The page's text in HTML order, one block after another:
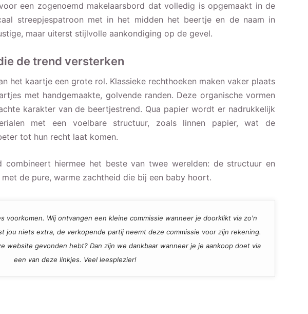
een zogenoemd makelaarsbord dat volledig is opgemaakt in de
streepjespatroon met in het midden het beertje en de naam in
maar uiterst stijlvolle aankondiging op de gevel.
de trend versterken
het kaartje een grote rol. Klassieke rechthoeken maken vaker plaats
met handgemaakte, golvende randen. Deze organische vormen
karakter van de beertjestrend. Qua papier wordt er nadrukkelijk
met een voelbare structuur, zoals linnen papier, wat de
tot hun recht laat komen.
combineert hiermee het beste van twee werelden: de structuur en
de pure, warme zachtheid die bij een baby hoort.
voorkomen. Wij ontvangen een kleine commissie wanneer je doorklikt via zo'n
jou niets extra, de verkopende partij neemt deze commissie voor zijn rekening.
website gevonden hebt? Dan zijn we dankbaar wanneer je je aankoop doet via
een van deze linkjes. Veel leesplezier!